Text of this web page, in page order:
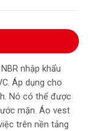
nhập khẩu
Áp dụng cho
Nó có thể được
mặn. Áo vest
trên nền tảng